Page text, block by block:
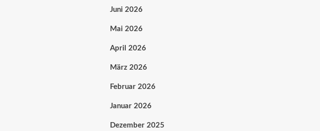
Juni 2026
Mai 2026
April 2026
März 2026
Februar 2026
Januar 2026
Dezember 2025